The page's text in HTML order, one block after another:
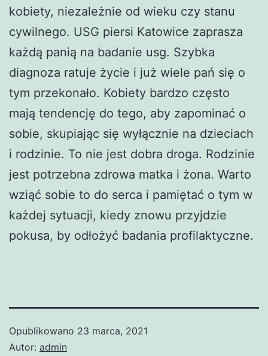
kobiety, niezależnie od wieku czy stanu
cywilnego. USG piersi Katowice zaprasza
każdą panią na badanie usg. Szybka
diagnoza ratuje życie i już wiele pań się o
tym przekonało. Kobiety bardzo często
mają tendencję do tego, aby zapominać o
sobie, skupiając się wyłącznie na dzieciach
i rodzinie. To nie jest dobra droga. Rodzinie
jest potrzebna zdrowa matka i żona. Warto
wziąć sobie to do serca i pamiętać o tym w
każdej sytuacji, kiedy znowu przyjdzie
pokusa, by odłożyć badania profilaktyczne.
Opublikowano 23 marca, 2021
Autor: admin